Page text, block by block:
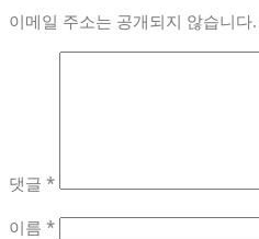
이메일 주소는 공개되지 않습니다.
댓글 *
이름 *